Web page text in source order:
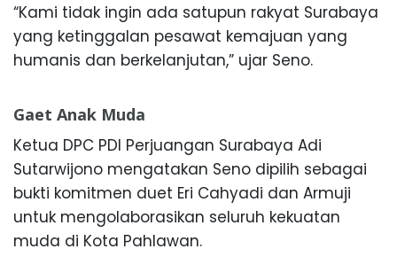
“Kami tidak ingin ada satupun rakyat Surabaya
yang ketinggalan pesawat kemajuan yang
humanis dan berkelanjutan,” ujar Seno.
Gaet Anak Muda
Ketua DPC PDI Perjuangan Surabaya Adi
Sutarwijono mengatakan Seno dipilih sebagai
bukti komitmen duet Eri Cahyadi dan Armuji
untuk mengolaborasikan seluruh kekuatan
muda di Kota Pahlawan.